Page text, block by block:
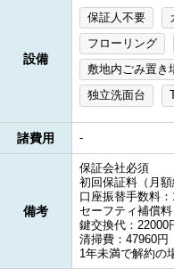
設備
保証人不要
フローリング
敷地内ごみ置き
独立洗面台
諸費用 -
備考
保証会社必須
初回保証料（月
口座振替手数料：
セーフティ補償
鍵交換代：22000
清掃費：47960円
1年未満で解約の